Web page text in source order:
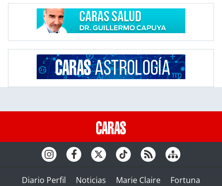
Diario Perfil Noticias Marie Claire
Fortuna